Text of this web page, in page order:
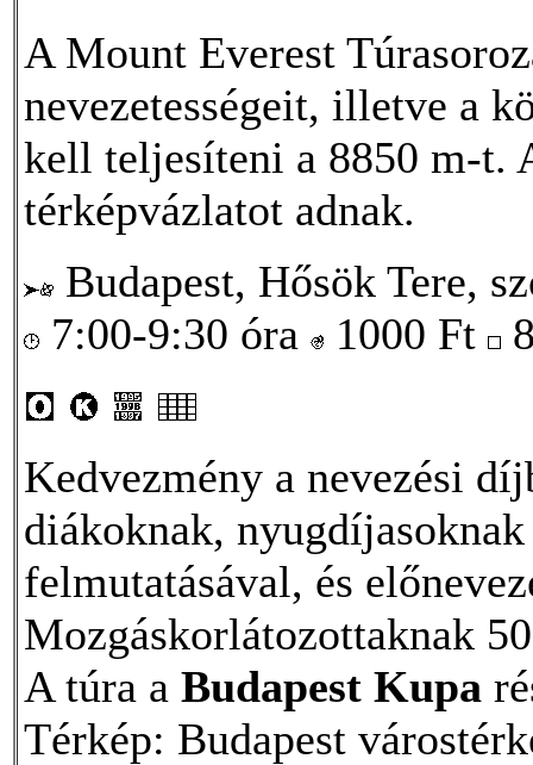
A Mount Everest
nevezetességeit, illetve a
kell teljesíteni a 8850 m-t.
térképvázlatot adnak.
Budapest, Hősök Tere,
7:00-9:30 óra
1000 Ft
Kedvezmény a nevezési
diákoknak,
felmutatásával, és
Mozgáskorlátozottaknak
A túra a Budapest Kupa
Térkép: Budapest